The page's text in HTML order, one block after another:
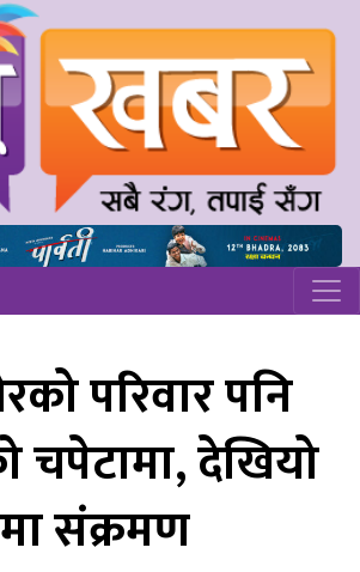
परिवार पनि
चपेटामा, देखियो
संक्रमण